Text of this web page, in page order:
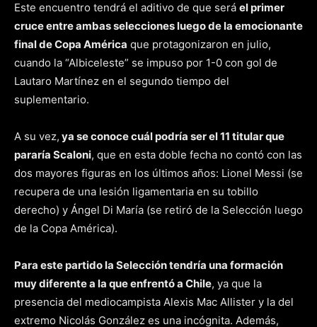
Este encuentro tendrá el aditivo de que será el primer
cruce entre ambas selecciones luego de la emocionante
final de Copa América que protagonizaron en julio,
cuando la “Albiceleste” se impuso por 1-0 con gol de
Lautaro Martínez en el segundo tiempo del
suplementario.
A su vez, ya se conoce cuál podría ser el 11 titular que
pararía Scaloni, que en esta doble fecha no contó con las
dos mayores figuras en los últimos años: Lionel Messi (se
recupera de una lesión ligamentaria en su tobillo
derecho) y Ángel Di María (se retiró de la Selección luego
de la Copa América).
Para este partido la Selección tendría una formación
muy diferente a la que enfrentó a Chile, ya que la
presencia del mediocampista Alexis Mac Allister y la del
extremo Nicolás González es una incógnita. Además,